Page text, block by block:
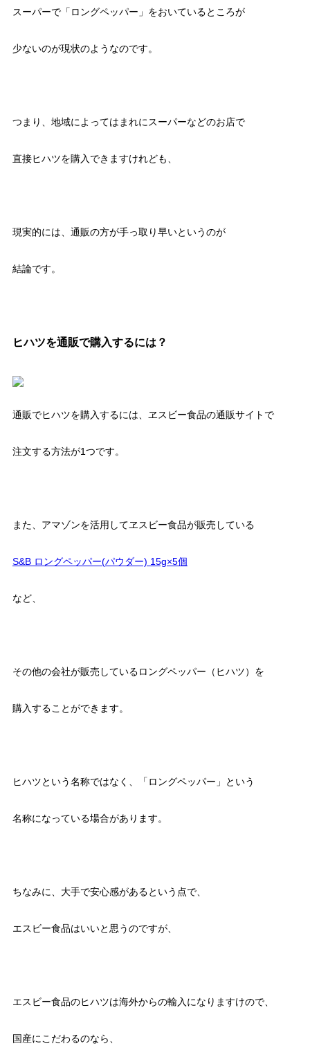
スーパーで「ロングペッパー」をおいているところが
少ないのが現状のようなのです。
つまり、地域によってはまれにスーパーなどのお店で
直接ヒハツを購入できますけれども、
現実的には、通販の方が手っ取り早いというのが
結論です。
ヒハツを通販で購入するには？
通販でヒハツを購入するには、ヱスビー食品の通販サイトで
注文する方法が1つです。
また、アマゾンを活用してヱスビー食品が販売している
S&B ロングペッパー(パウダー) 15g×5個
など、
その他の会社が販売しているロングペッパー（ヒハツ）を
購入することができます。
ヒハツという名称ではなく、「ロングペッパー」という
名称になっている場合があります。
ちなみに、大手で安心感があるという点で、
エスビー食品はいいと思うのですが、
エスビー食品のヒハツは海外からの輸入になりますけので、
国産にこだわるのなら、